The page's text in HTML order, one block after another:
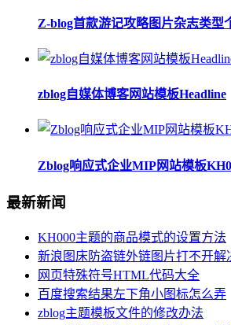
Z-blog首款游记攻略图片杂志类型
zblog自媒体博客网站模板Headline
Zblog响应式企业MIP网站模板
最新新闻
KH000主题的商品模式的设置方法
新浪图床防盗链外链图片打不开解
网页特殊符号HTML代码大全
百度搜索结果左下角小图标怎么弄
zblog主题模板文件的修改办法